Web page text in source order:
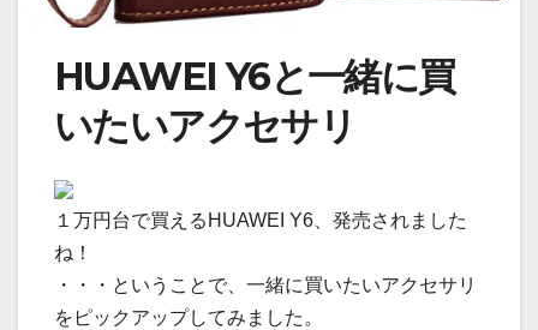
HUAWEI Y6と一緒に買
いたいアクセサリ
１万円台で買えるHUAWEI Y6、発売されました
ね！
・・・ということで、一緒に買いたいアクセサリ
をピックアップしてみました。